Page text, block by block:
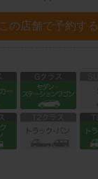
この店舗で予約する